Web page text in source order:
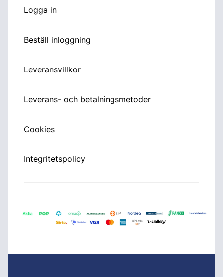
Logga in
Beställ inloggning
Leveransvillkor
Leverans- och betalningsmetoder
Cookies
Integritetspolicy